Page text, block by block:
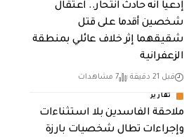
إدعيا انه حادث انتحار.. اعتقال
شخصين أقدما على قتل
شقيقهما إثر خلاف عائلي بمنطقة
الزعفرانية
قبل 21 دقيقة 7 مشاهدات
تقارير
ملاحقة الفاسدين بلا استثناءات
وإجراءات تطال شخصيات بارزة